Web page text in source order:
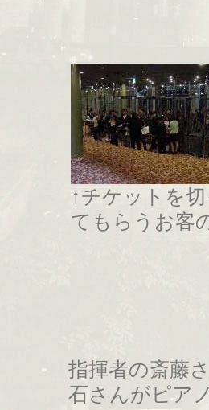
↑チケットを切
てもらうお客
指揮者の斎藤
石さんがピア